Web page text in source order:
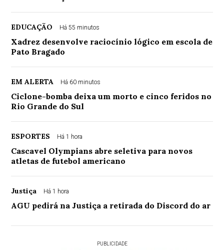
EDUCAÇÃO Há 55 minutos
Xadrez desenvolve raciocínio lógico em escola de
Pato Bragado
EM ALERTA Há 60 minutos
Ciclone-bomba deixa um morto e cinco feridos no
Rio Grande do Sul
ESPORTES Há 1 hora
Cascavel Olympians abre seletiva para novos
atletas de futebol americano
Justiça Há 1 hora
AGU pedirá na Justiça a retirada do Discord do ar
PUBLICIDADE